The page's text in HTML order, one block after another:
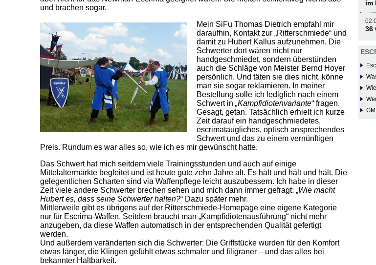
und brachen sogar.
Mein SiFu Thomas Dietrich empfahl mir
daraufhin, Kontakt zur „Ritterschmiede“ und
damit zu Hubert Kallus aufzunehmen. Die
Schwerter dort wären nicht nur
handgeschmiedet, sondern überstünden
auch die Schläge von Meister Bernd Hoyer
persönlich. Und täten sie dies nicht, könne
man sie sogar reklamieren. In meiner
Bestellung solle ich lediglich nach einem
Schwert in „Kampfidiotenvariante“ fragen.
Gesagt, getan. Tatsächlich erhielt ich kurze
Zeit darauf ein handgeschmiedetes,
escrimataugliches, optisch ansprechendes
Schwert und das zu einem vernünftigen
Preis. Rundum es war alles so, wie ich es mir gewünscht hatte.
Das Schwert hat mich seitdem viele Trainingsstunden und auch auf einige
Mittelaltermärkte begleitet und ist heute gute zehn Jahre alt. Es hält und hält und hält. Die
gelegentlichen Scharten sind via Waffenpflege leicht auszubessern. Ich habe in dieser
Zeit viele andere Schwerter brechen sehen und mich dann immer gefragt: „Wie macht
Hubert es, dass seine Schwerter halten?“ Dazu später mehr.
Mittlerweile gibt es übrigens auf der Ritterschmiede-Homepage eine eigene Kategorie
nur für Escrima-Waffen. Seitdem braucht man „Kampfidiotenausführung“ nicht mehr
anzugeben, da diese Waffen automatisch in der entsprechenden Qualität gefertigt
werden.
Und außerdem veränderten sich die Schwerter: Die Griffstücke wurden für den Komfort
etwas länger, die Klingen gefühlt etwas schmaler und filigraner – und das alles bei
bekannter Haltbarkeit.
im
36